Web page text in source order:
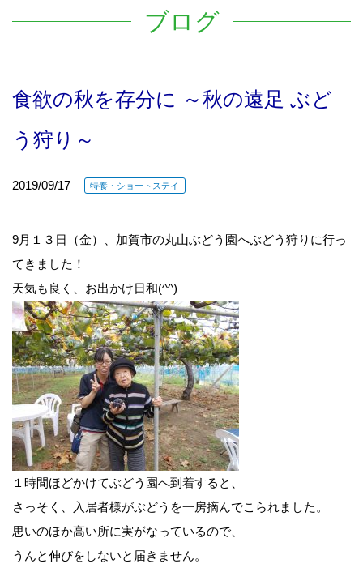
ブログ
食欲の秋を存分に ～秋の遠足 ぶど
う狩り～
2019/09/17 特養・ショートステイ
9月１３日（金）、加賀市の丸山ぶどう園へぶどう狩りに行っ
てきました！
天気も良く、お出かけ日和(^^)
１時間ほどかけてぶどう園へ到着すると、
さっそく、入居者様がぶどうを一房摘んでこられました。
思いのほか高い所に実がなっているので、
うんと伸びをしないと届きません。